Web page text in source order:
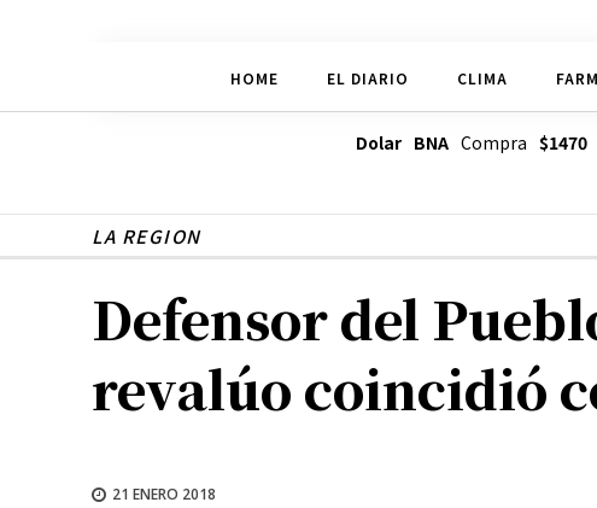
HOME EL DIARIO CLIMA
Dolar BNACompra $1470
LA REGION
Defensor del
revalúo coincidió
21 ENERO 2018